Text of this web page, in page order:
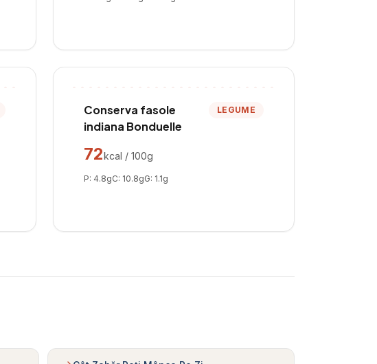
Conserva fasole
indiana Bonduelle
LEGUME
72kcal / 100g
P: 4.8gC: 10.8gG: 1.1g